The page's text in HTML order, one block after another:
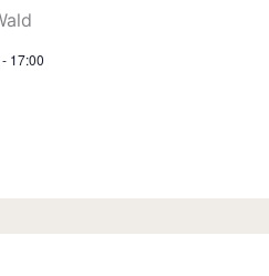
- 17:00